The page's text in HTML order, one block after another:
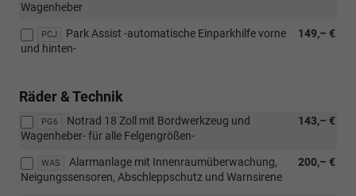
Wagenheber
PCJ 149,– €
Park Assist -automatische Einparkhilfe vorne
und hinten-
Räder & Technik
PG6 143,– €
Notrad 18 Zoll mit Bordwerkzeug und
Wagenheber- für alle Felgengrößen-
WAS 200,– €
Alarmanlage mit Innenraumüberwachung,
Neigungssensoren, Abschleppschutz und Warnsirene